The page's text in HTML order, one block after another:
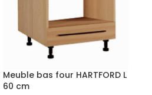
Meuble bas four HARTFORD L
60 cm